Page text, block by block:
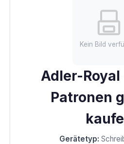
Kein Bild
Adler-Royal
Patronen
Gerätetyp: